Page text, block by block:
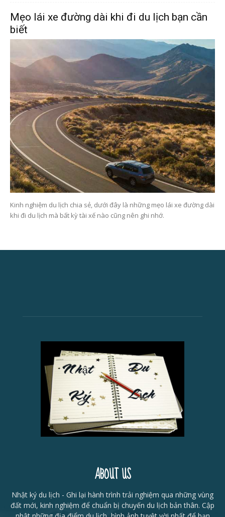
Mẹo lái xe đường dài khi đi du lịch bạn cần
biết
Kinh nghiệm du lịch chia sẻ, dưới đây là những mẹo lái xe đường dài
khi đi du lịch mà bất kỳ tài xế nào cũng nên ghi nhớ.
ABOUT US
Nhật ký du lịch - Ghi lại hành trình trải nghiệm qua những vùng
đất mới, kinh nghiệm để chuẩn bị chuyến du lịch bản thân. Cập